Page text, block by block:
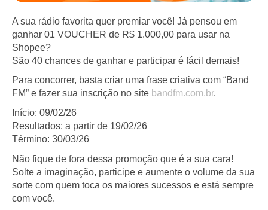
A sua rádio favorita quer premiar você! Já pensou em
ganhar 01 VOUCHER de R$ 1.000,00 para usar na
Shopee?
São 40 chances de ganhar e participar é fácil demais!
Para concorrer, basta criar uma frase criativa com “Band
FM” e fazer sua inscrição no site bandfm.com.br.
Início: 09/02/26
Resultados: a partir de 19/02/26
Término: 30/03/26
Não fique de fora dessa promoção que é a sua cara!
Solte a imaginação, participe e aumente o volume da sua
sorte com quem toca os maiores sucessos e está sempre
com você.